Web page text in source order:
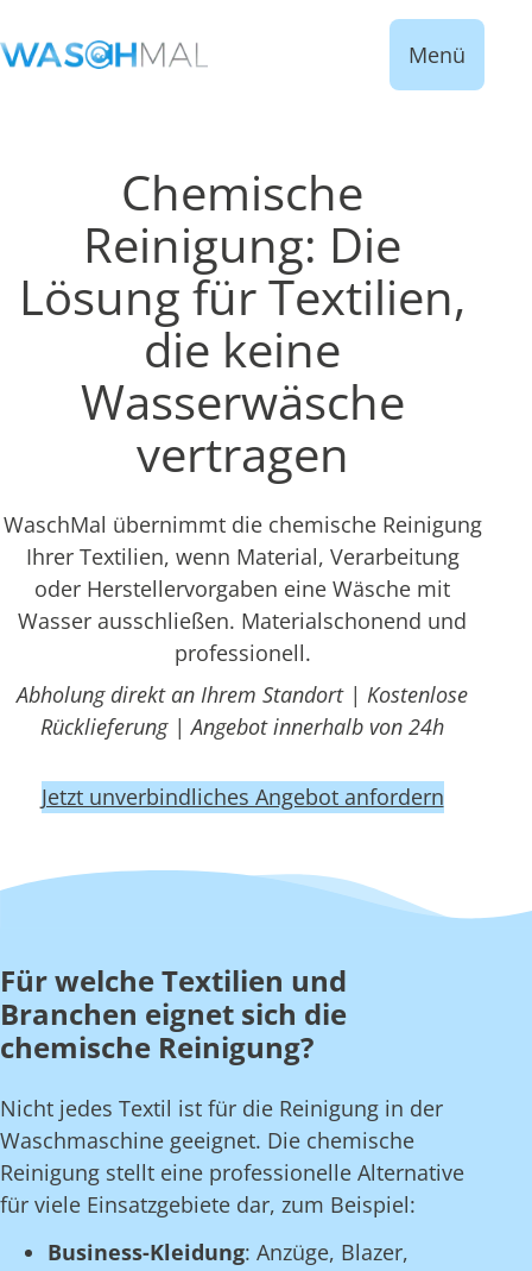
Menü
Chemische
Reinigung: Die
Lösung für Textilien,
die keine
Wasserwäsche
vertragen
WaschMal übernimmt die chemische Reinigung
Ihrer Textilien, wenn Material, Verarbeitung
oder Herstellervorgaben eine Wäsche mit
Wasser ausschließen. Materialschonend und
professionell.
Abholung direkt an Ihrem Standort | Kostenlose
Rücklieferung | Angebot innerhalb von 24h
Jetzt unverbindliches Angebot anfordern
Für welche Textilien und
Branchen eignet sich die
chemische Reinigung?
Nicht jedes Textil ist für die Reinigung in der
Waschmaschine geeignet. Die chemische
Reinigung stellt eine professionelle Alternative
für viele Einsatzgebiete dar, zum Beispiel:
Business-Kleidung: Anzüge, Blazer,